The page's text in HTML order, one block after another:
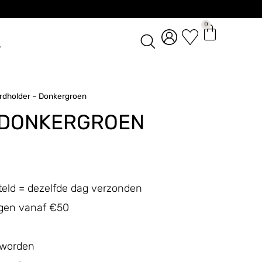
0
– Donkergroen
= dezelfde dag verzonden
vanaf €50